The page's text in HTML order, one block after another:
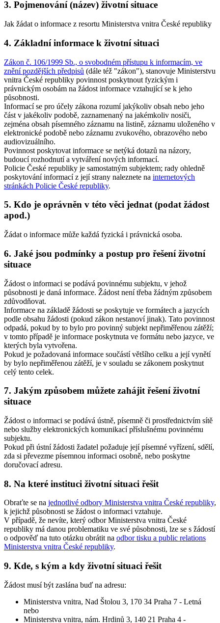
3. Pojmenování (název) životní situace
Jak žádat o informace z resortu Ministerstva vnitra České republiky
4. Základní informace k životní situaci
Zákon č. 106/1999 Sb., o svobodném přístupu k informacím, ve
znění pozdějších předpisů (dále též "zákon"), stanovuje Ministerstvu
vnitra České republiky povinnost poskytnout fyzickým i
právnickým osobám na žádost informace vztahující se k jeho
působnosti.
Informací se pro účely zákona rozumí jakýkoliv obsah nebo jeho
část v jakékoliv podobě, zaznamenaný na jakémkoliv nosiči,
zejména obsah písemného záznamu na listině, záznamu uloženého v
elektronické podobě nebo záznamu zvukového, obrazového nebo
audiovizuálního.
Povinnost poskytovat informace se netýká dotazů na názory,
budoucí rozhodnutí a vytváření nových informací.
Policie České republiky je samostatným subjektem; rady ohledně
poskytování informací z její strany naleznete na internetových
stránkách Policie České republiky.
5. Kdo je oprávněn v této věci jednat (podat žádost
apod.)
Žádat o informace může každá fyzická i právnická osoba.
6. Jaké jsou podmínky a postup pro řešení životní
situace
Žádost o informaci se podává povinnému subjektu, v jehož
působnosti je daná informace. Žádost není třeba žádným způsobem
zdůvodňovat.
Informace na základě žádosti se poskytuje ve formátech a jazycích
podle obsahu žádosti (pokud zákon nestanoví jinak). Tato povinnost
odpadá, pokud by to bylo pro povinný subjekt nepřiměřenou zátěží;
v tomto případě je informace poskytnuta ve formátu nebo jazyce, ve
kterých byla vytvořena.
Pokud je požadovaná informace součástí většího celku a její vynětí
by bylo nepřiměřenou zátěží, je v souladu se zákonem poskytnut
celý tento celek.
7. Jakým způsobem můžete zahájit řešení životní
situace
Žádost o informaci se podává ústně, písemně či prostřednictvím sítě
nebo služby elektronických komunikací příslušnému povinnému
subjektu.
Pokud při ústní žádosti žadatel požaduje její písemné vyřízení, sdělí,
zda si převezme písemnou informaci osobně, nebo poskytne
doručovací adresu.
8. Na které instituci životní situaci řešit
Obraťte se na jednotlivé odbory Ministerstva vnitra České republiky,
k jejichž působnosti se žádost o informaci vztahuje.
V případě, že nevíte, který odbor Ministerstva vnitra České
republiky má danou problematiku ve své působnosti, lze se s žádostí
o odpověď na tuto otázku obrátit na odbor tisku a public relations
Ministerstva vnitra České republiky.
9. Kde, s kým a kdy životní situaci řešit
Žádost musí být zaslána buď na adresu:
Ministerstva vnitra, Nad Štolou 3, 170 34 Praha 7 - Letná
nebo
Ministerstva vnitra, nám. Hrdinů 3, 140 21 Praha 4 -